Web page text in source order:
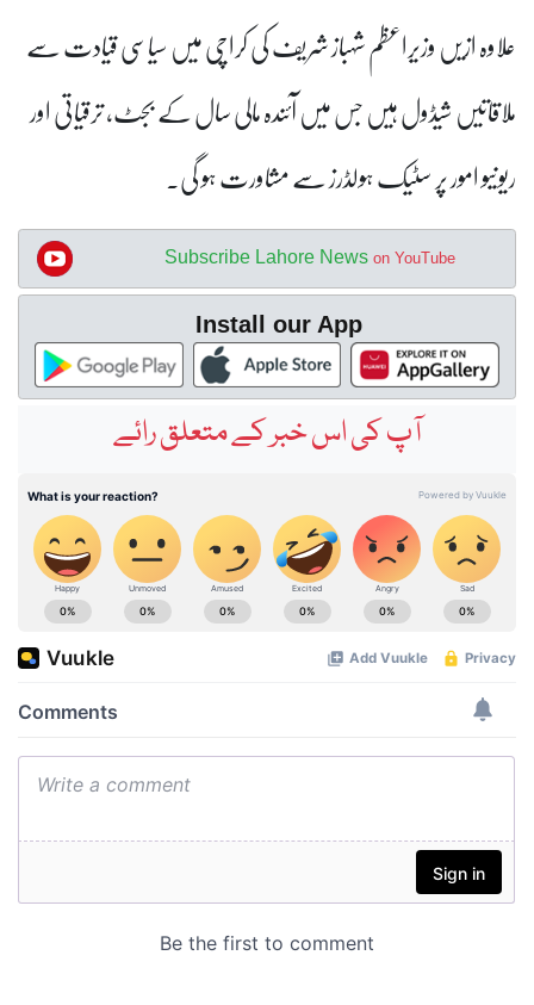
علاوہ ازیں وزیراعظم شہباز شریف کی کراچی میں سیاسی قیادت سے
ملاقاتیں شیڈول ہیں جس میں آئندہ مالی سال کے بجٹ، ترقیاتی اور
ریونیو امور پر سٹیک ہولڈرز سے مشاورت ہو گی۔
Subscribe Lahore News on YouTube
Install our App
آپ کی اس خبر کے متعلق رائے